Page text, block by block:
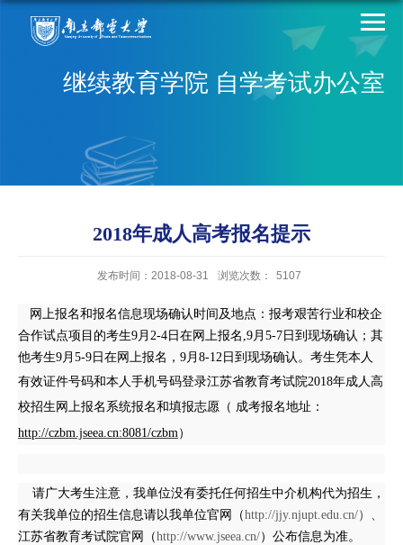
继续教育学院 自学考试办公室
2018年成人高考报名提示
发布时间：2018-08-31 浏览次数： 5107
网上报名和报名信息现场确认时间及地点：报考艰苦行业和校企
合作试点项目的考生9 月 2-4日在网上报名 ,9 月 5-7日到现场确认；其
他考生9 月 5-9日在网上报名， 9 月 8-12 日到现场确认。考生凭本人
有效证件号码和本人手机号码登录江苏省教育考试院2018年成人高
校招生网上报名系统报名和填报志愿（ 成考报名地址：
http://czbm.jseea.cn:8081/czbm ）
请广大考生注意，我单位没有委托任何招生中介机构代为招生，
有关我单位的招生信息请以我单位官网（http://jjy.njupt.edu.cn/）、
江苏省教育考试院官网（http://www.jseea.cn/）公布信息为准。